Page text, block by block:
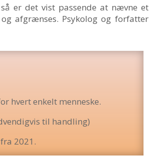
er det vist passende at nævne et
afgrænses. Psykolog og forfatter
hvert enkelt menneske.
til handling)
2021.